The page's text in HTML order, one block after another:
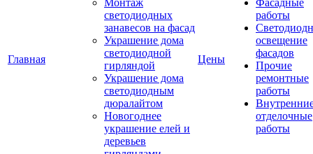
Главная
Монтаж
светодиодных
занавесов на фасад
Украшение дома
светодиодной
гирляндой
Украшение дома
светодиодным
дюралайтом
Новогоднее
украшение елей и
деревьев
Цены
Фасадные
работы
освещение
фасадов
Прочие
ремонтные
работы
отделочные
работы